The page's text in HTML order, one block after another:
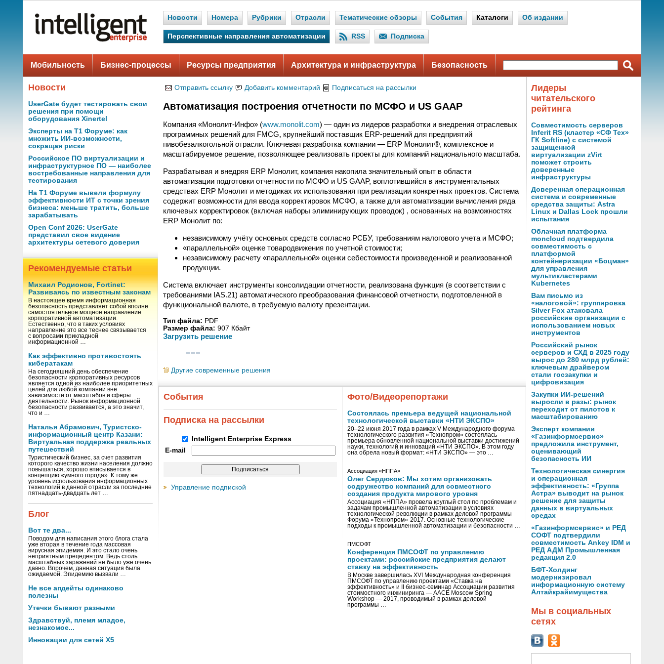
Новости Номера Рубрики Отрасли Тематические обзоры События Каталоги Об издании
Перспективные направления автоматизации RSS Подписка
Мобильность Бизнес-процессы Ресурсы предприятия Архитектура и инфраструктура Безопасность
Новости
UserGate будет тестировать свои
решения при помощи
оборудования Xinertel
Эксперты на Т1 Форуме: как
множить ИИ-возможности,
сокращая риски
Российское ПО виртуализации и
инфраструктурное ПО — наиболее
востребованные направления для
тестирования
На Т1 Форуме вывели формулу
эффективности ИТ с точки зрения
бизнеса: меньше тратить, больше
зарабатывать
Open Conf 2026: UserGate
представил свое видение
архитектуры сетевого доверия
Рекомендуемые статьи
Михаил Родионов, Fortinet:
Развиваясь по известным законам
В настоящее время информационная
безопасность представляет собой вполне
самостоятельное мощное направление
корпоративной автоматизации.
Естественно, что в таких условиях
направление это все теснее связывается
с вопросами прикладной
информационной …
Как эффективно противостоять
кибератакам
На сегодняшний день обеспечение
безопасности корпоративных ресурсов
является одной из наиболее приоритетных
целей для любой компании вне
зависимости от масштабов и сферы
деятельности. Рынок информационной
безопасности развивается, а это значит,
что и …
Наталья Абрамович, Туристско-
информационный центр Казани:
Виртуальная поддержка реальных
путешествий
Туристический бизнес, за счет развития
которого качество жизни населения должно
повышаться, хорошо вписывается в
концепцию «умного города». К тому же
уровень использования информационных
технологий в данной отрасли за последние
пятнадцать-двадцать лет …
Блог
Вот те два...
Поводом для написания этого блога стала
уже вторая в течение года массовая
вирусная эпидемия. И это стало очень
неприятным прецедентом. Ведь столь
масштабных заражений не было уже очень
давно. Впрочем, данная ситуация была
ожидаемой. Эпидемию вызвали …
Не все апдейты одинаково
полезны
Утечки бывают разными
Здравствуй, племя младое,
незнакомое...
Инновации для сетей X5
Отправить ссылку Добавить комментарий Подписаться на рассылки
Автоматизация построения отчетности по МСФО и US GAAP
Компания «Монолит-Инфо» (www.monolit.com) — один из лидеров разработки и внедрения отраслевых
программных решений для FMCG, крупнейший поставщик ERP-решений для предприятий
пивобезалкогольной отрасли. Ключевая разработка компании — ERP Монолит®, комплексное и
масштабируемое решение, позволяющее реализовать проекты для компаний национального масштаба.
Разрабатывая и внедряя ERP Монолит, компания накопила значительный опыт в области
автоматизации подготовки отчетности по МСФО и US GAAP, воплотившийся в инструментальных
средствах ERP Монолит и методиках их использования при реализации конкретных проектов. Система
содержит возможности для ввода корректировок МСФО, а также для автоматизации вычисления ряда
ключевых корректировок (включая наборы элиминирующих проводок) , основанных на возможностях
ERP Монолит по:
независимому учёту основных средств согласно РСБУ, требованиям налогового учета и МСФО;
«параллельной» оценке товародвижения по учетной стоимости;
независимому расчету «параллельной» оценки себестоимости произведенной и реализованной
продукции.
Система включает инструменты консолидации отчетности, реализована функция (в соответствии с
требованиями IAS.21) автоматического преобразования финансовой отчетности, подготовленной в
функциональной валюте, в требуемую валюту презентации.
Тип файла: PDF
Размер файла: 907 Кбайт
Загрузить решение
Другие современные решения
События
Подписка на рассылки
Intelligent Enterprise Express
E-mail
Управление подпиской
Фото/Видеорепортажи
Состоялась премьера ведущей национальной
технологической выставки «НТИ ЭКСПО»
20–22 июня 2017 года в рамках V Международного форума
технологического развития «Технопром» состоялась
премьера обновленной национальной выставки достижений
науки, технологий и инноваций «НТИ ЭКСПО». В этом году
она обрела новый формат: «НТИ ЭКСПО» — это …
Ассоциация «НППА»
Олег Сердюков: Мы хотим организовать
содружество компаний для совместного
создания продукта мирового уровня
Ассоциация «НППА» провела круглый стол по проблемам и
задачам промышленной автоматизации в условиях
технологической революции в рамках деловой программы
Форума «Технопром»-2017. Основные технологические
подходы к промышленной автоматизации и безопасности …
ПМСОФТ
Конференция ПМСОФТ по управлению
проектами: российские предприятия делают
ставку на эффективность
В Москве завершилась XVI Международная конференция
ПМСОФТ по управлению проектами «Ставка на
эффективность» и II бизнес-семинар Ассоциации развития
стоимостного инжиниринга — AACE Moscow Spring
Workshop — 2017, проводимый в рамках деловой
программы …
Лидеры
читательского
рейтинга
Совместимость серверов
Inferit RS (кластер «СФ Тех»
ГК Softline) с системой
защищенной
виртуализации zVirt
поможет строить
доверенные
инфраструктуры
Доверенная операционная
система и современные
средства защиты: Astra
Linux и Dallas Lock прошли
испытания
Облачная платформа
moncloud подтвердила
совместимость с
платформой
контейнеризации «Боцман»
для управления
мультикластерами
Kubernetes
Вам письмо из
«налоговой»: группировка
Silver Fox атаковала
российские организации с
использованием новых
инструментов
Российский рынок
серверов и СХД в 2025 году
вырос до 280 млрд рублей:
ключевым драйвером
стали госзакупки и
цифровизация
Закупки ИИ-решений
выросли в разы: рынок
переходит от пилотов к
масштабированию
Эксперт компании
«Газинформсервис»
предложила инструмент,
оценивающий
безопасность ИИ
Технологическая синергия
и операционная
эффективность: «Группа
Астра» выводит на рынок
решение для защиты
данных в виртуальных
средах
«Газинформсервис» и РЕД
СОФТ подтвердили
совместимость Ankey IDM и
РЕД АДМ Промышленная
редакция 2.0
БФТ-Холдинг
модернизировал
информационную систему
Алтайкрайимущества
Мы в социальных
сетях